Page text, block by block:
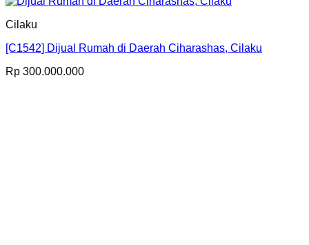
Cilaku
[C1542] Dijual Rumah di Daerah Ciharashas, Cilaku
Rp 300.000.000